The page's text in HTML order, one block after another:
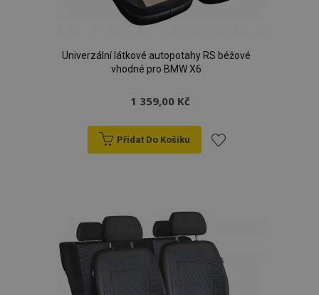
Univerzální látkové autopotahy RS béžové
vhodné pro BMW X6
1 359,00 Kč
Přidat Do Košíku
oblíbeným